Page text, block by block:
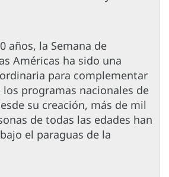
años, la Semana de
Américas ha sido una
para complementar
los programas nacionales de
su creación, más de mil
de todas las edades han
el paraguas de la